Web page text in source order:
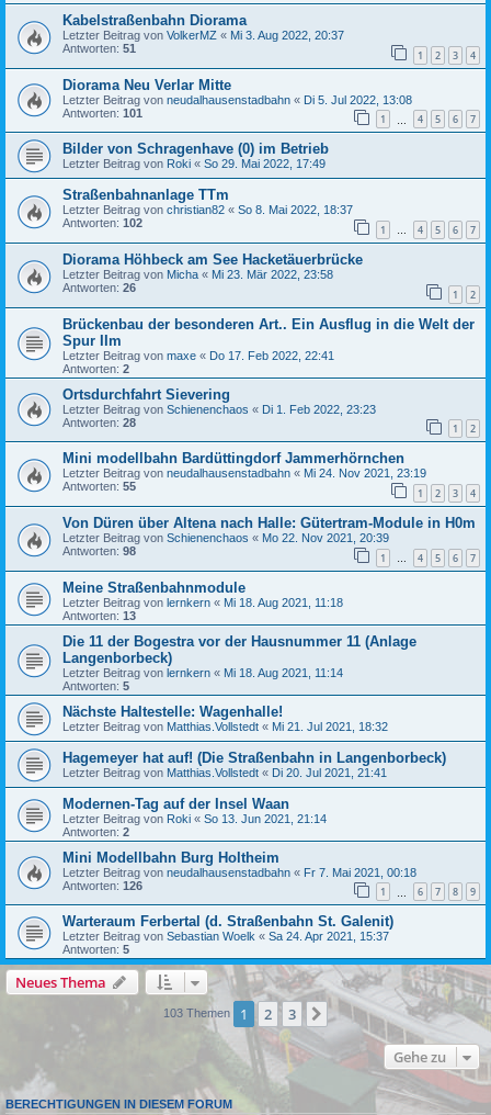
Kabelstraßenbahn Diorama
Letzter Beitrag von VolkerMZ « Mi 3. Aug 2022, 20:37
Antworten: 51 1 2 3 4
Diorama Neu Verlar Mitte
Letzter Beitrag von neudalhausenstadbahn « Di 5. Jul 2022, 13:08
Antworten: 101 1 4 5 6 7
Bilder von Schragenhave (0) im Betrieb
Letzter Beitrag von Roki « So 29. Mai 2022, 17:49
Straßenbahnanlage TTm
Letzter Beitrag von christian82 « So 8. Mai 2022, 18:37
Antworten: 102 1 … 4 5 6 7
Diorama Höhbeck am See Hacketäuerbrücke
Letzter Beitrag von Micha « Mi 23. Mär 2022, 23:58
Antworten: 26 1 2
Brückenbau der besonderen Art.. Ein Ausflug in die Welt der
Spur IIm
Letzter Beitrag von maxe « Do 17. Feb 2022, 22:41
Antworten: 2
Ortsdurchfahrt Sievering
Letzter Beitrag von Schienenchaos « Di 1. Feb 2022, 23:23
Antworten: 28 1 2
Mini modellbahn Bardüttingdorf Jammerhörnchen
Letzter Beitrag von neudalhausenstadbahn « Mi 24. Nov 2021, 23:19
Antworten: 55 1 2 3 4
Von Düren über Altena nach Halle: Gütertram-Module in H0m
Letzter Beitrag von Schienenchaos « Mo 22. Nov 2021, 20:39
Antworten: 98 1 4 5 6 7
Meine Straßenbahnmodule
Letzter Beitrag von lernkern « Mi 18. Aug 2021, 11:18
Antworten: 13
Die 11 der Bogestra vor der Hausnummer 11 (Anlage
Langenborbeck)
Letzter Beitrag von lernkern « Mi 18. Aug 2021, 11:14
Antworten: 5
Nächste Haltestelle: Wagenhalle!
Letzter Beitrag von Matthias.Vollstedt « Mi 21. Jul 2021, 18:32
Hagemeyer hat auf! (Die Straßenbahn in Langenborbeck)
Letzter Beitrag von Matthias.Vollstedt « Di 20. Jul 2021, 21:41
Modernen-Tag auf der Insel Waan
Letzter Beitrag von Roki « So 13. Jun 2021, 21:14
Antworten: 2
Mini Modellbahn Burg Holtheim
Letzter Beitrag von neudalhausenstadbahn « Fr 7. Mai 2021, 00:18
Antworten: 126 1 6 7 8 9
Warteraum Ferbertal (d. Straßenbahn St. Galenit)
Letzter Beitrag von Sebastian Woelk « Sa 24. Apr 2021, 15:37
Antworten: 5
Neues Thema
103 Themen 1 2 3 Nächste
Gehe zu
BERECHTIGUNGEN IN DIESEM FORUM